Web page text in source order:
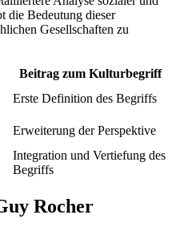
die Bedeutung dieser
Gesellschaften zu
Beitrag zum Kulturbegriff
Erste Definition des Begriffs
Erweiterung der Perspektive
Integration und Vertiefung des
Begriffs
Rocher